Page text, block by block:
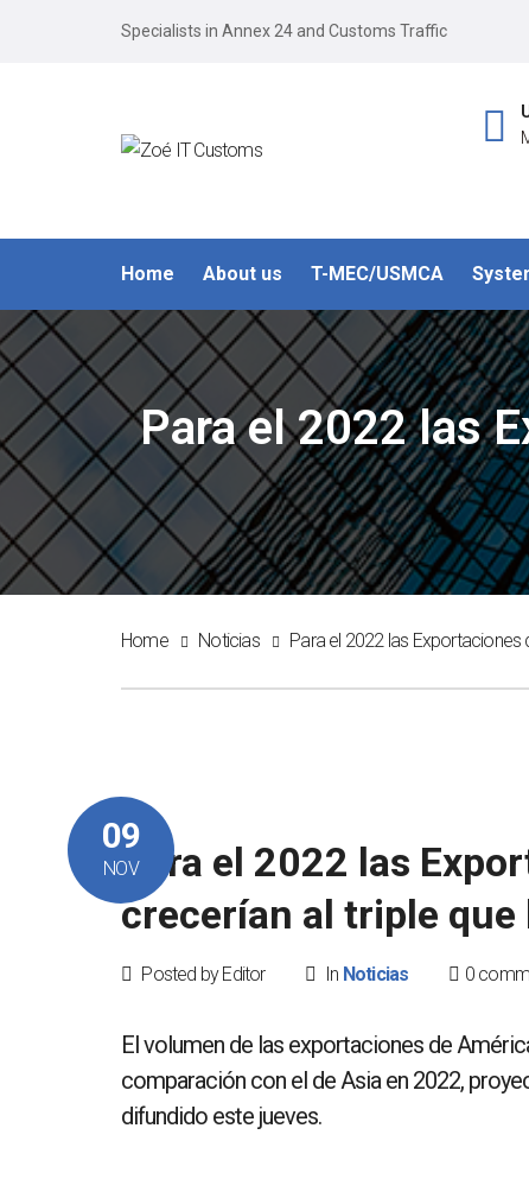
Specialists in Annex 24 and Customs Traffic
Home About us T-MEC/USMCA
Para el 2022 las
Home Noticias Para el 2022 las Exportaciones
09
NOVPara el 2022 las
crecerían al triple que
Posted by Editor In Noticias 0
El volumen de las exportaciones de
comparación con el de Asia en 2022,
difundido este jueves.